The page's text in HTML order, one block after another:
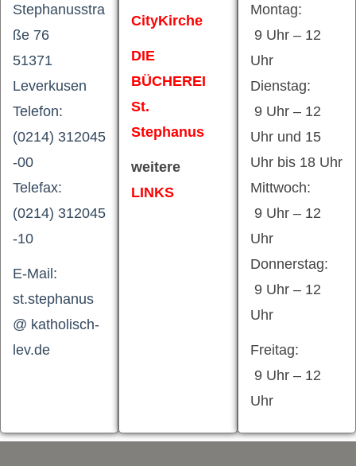
Stephanusstra
ße 76
51371
Leverkusen
Telefon:
(0214) 312045
-00
Telefax:
(0214) 312045
-10
E-Mail:
st.stephanus
@ katholisch-
lev.de
CityKirche
DIE
BÜCHEREI
St.
Stephanus
weitere
LINKS
Montag:
9 Uhr – 12
Uhr
Dienstag:
9 Uhr – 12
Uhr und 15
Uhr bis 18 Uhr
Mittwoch:
9 Uhr – 12
Uhr
Donnerstag:
9 Uhr – 12
Uhr
Freitag:
9 Uhr – 12
Uhr